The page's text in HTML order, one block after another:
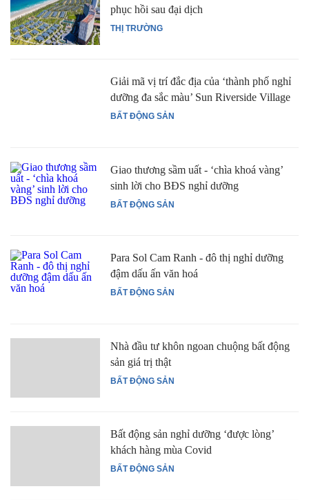
THỊ TRƯỜNG
phục hồi sau đại dịch
BẤT ĐỘNG SẢN
Giải mã vị trí đắc địa của ‘thành phố nghỉ
dưỡng đa sắc màu’ Sun Riverside Village
BẤT ĐỘNG SẢN
Giao thương sầm uất - ‘chìa khoá vàng’
sinh lời cho BĐS nghỉ dưỡng
BẤT ĐỘNG SẢN
Para Sol Cam Ranh - đô thị nghỉ dưỡng
đậm dấu ấn văn hoá
BẤT ĐỘNG SẢN
Nhà đầu tư khôn ngoan chuộng bất động
sản giá trị thật
BẤT ĐỘNG SẢN
Bất động sản nghỉ dưỡng ‘được lòng’
khách hàng mùa Covid